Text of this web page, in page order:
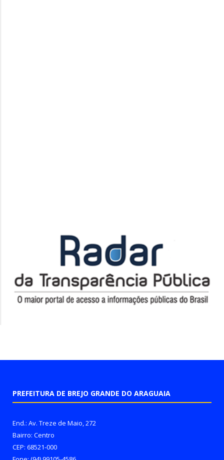
PREFEITURA DE BREJO GRANDE DO ARAGUAIA
End.: Av. Treze de Maio, 272
Bairro: Centro
CEP: 68521-000